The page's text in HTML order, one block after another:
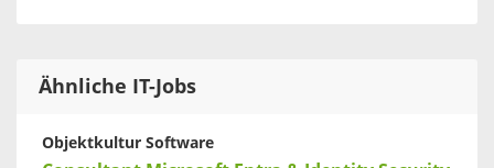
Ähnliche IT-Jobs
Objektkultur Software